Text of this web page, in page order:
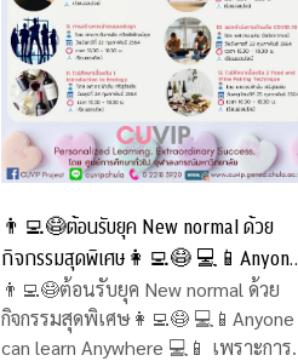
👨‍💻😷ต้อนรับยุค New normal ด้วย
กิจกรรมสุดพิเศษ👩‍💻😷 💻📱Anyone
can learn Anywhere 💻📱 เพราะการ
เรียนรู้ไม่มีวันสิ้นสุด
👨‍💻😷ต้อนรับยุค New normal ด้วย
กิจกรรมสุดพิเศษ👩‍💻😷 💻📱Anyone
can learn Anywhere 💻📱 เพราะการ